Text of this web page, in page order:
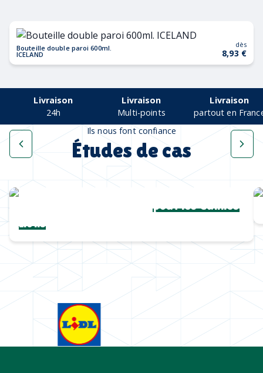
Bouteille double paroi 600ml.
ICELAND
dès
8,93 €
Livraison
24h
Livraison
Multi-points
Livraison
partout en
Ils nous font confiance
Études de cas
Une collection complètepour les Cannes
Lions